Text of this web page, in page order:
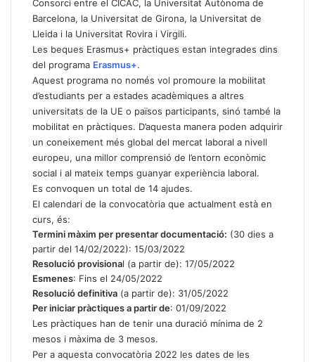
Consorci entre el CICAC, la Universitat Autònoma de
Barcelona, la Universitat de Girona, la Universitat de
Lleida i la Universitat Rovira i Virgili.
Les beques Erasmus+ pràctiques estan integrades dins
del programa Erasmus+.
Aquest programa no només vol promoure la mobilitat
d’estudiants per a estades acadèmiques a altres
universitats de la UE o països participants, sinó també la
mobilitat en pràctiques. D’aquesta manera poden adquirir
un coneixement més global del mercat laboral a nivell
europeu, una millor comprensió de l’entorn econòmic
social i al mateix temps guanyar experiència laboral.
Es convoquen un total de 14 ajudes.
El calendari de la convocatòria que actualment està en
curs, és:
Termini màxim per presentar documentació: (30 dies a
partir del 14/02/2022): 15/03/2022
Resolució provisional (a partir de): 17/05/2022
Esmenes: Fins el 24/05/2022
Resolució definitiva (a partir de): 31/05/2022
Per iniciar pràctiques a partir de: 01/09/2022
Les pràctiques han de tenir una duració mínima de 2
mesos i màxima de 3 mesos.
Per a aquesta convocatòria 2022 les dates de les